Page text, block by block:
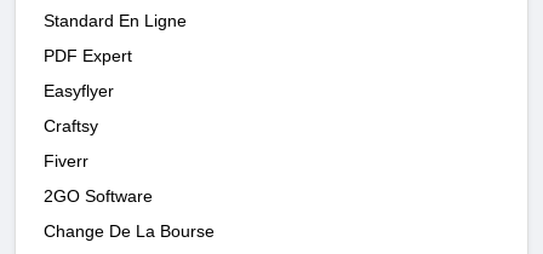
Standard En Ligne
PDF Expert
Easyflyer
Craftsy
Fiverr
2GO Software
Change De La Bourse